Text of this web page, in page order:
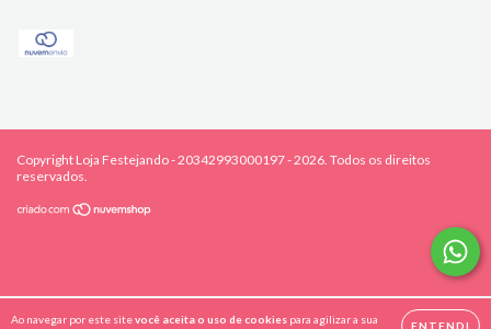
Ao navegar por este sitevocê aceita o uso de cookies para agilizar a sua
ENTENDI
Copyright Loja Festejando - 20342993000197 - 2026. Todos os direitos
reservados.